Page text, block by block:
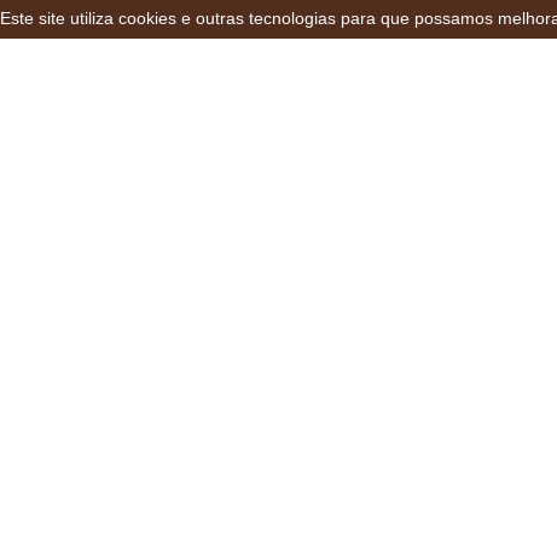
Este site utiliza cookies e outras tecnologias para que possamos